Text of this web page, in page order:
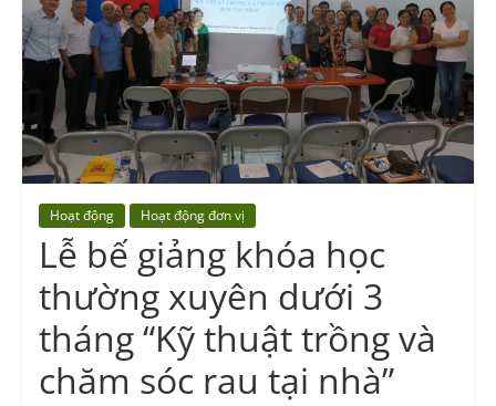
Vocational
Education
Center
Hoạt động Hoạt động đơn vị
Lễ bế giảng khóa học
thường xuyên dưới 3
tháng “Kỹ thuật trồng và
chăm sóc rau tại nhà”